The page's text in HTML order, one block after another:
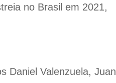
no Brasil em 2021,
Daniel Valenzuela, Juan